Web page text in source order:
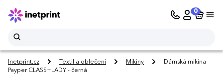
0
Inetprint.cz Textil a oblečení Mikiny
Dámská mikina
Payper CLASS+LADY - černá